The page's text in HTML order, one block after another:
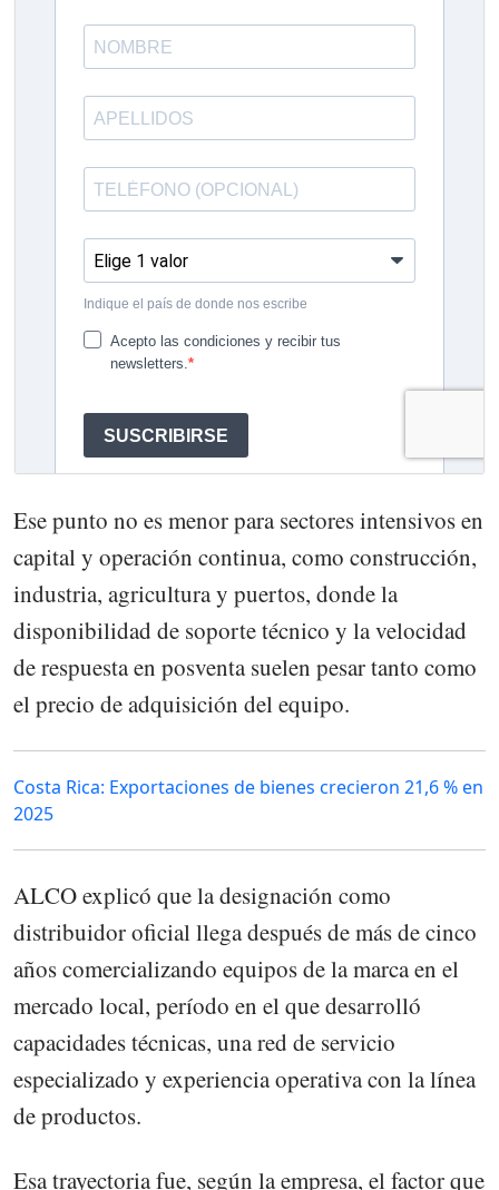
Ese punto no es menor para sectores intensivos en
capital y operación continua, como construcción,
industria, agricultura y puertos, donde la
disponibilidad de soporte técnico y la velocidad
de respuesta en posventa suelen pesar tanto como
el precio de adquisición del equipo.
Costa Rica: Exportaciones de bienes crecieron 21,6 % en
2025
ALCO explicó que la designación como
distribuidor oficial llega después de más de cinco
años comercializando equipos de lamarca en el
mercado local, período en el que desarrolló
capacidades técnicas, una red de servicio
especializado y experiencia operativa con la línea
de productos.
Esa trayectoria fue, según la empresa, el factor que